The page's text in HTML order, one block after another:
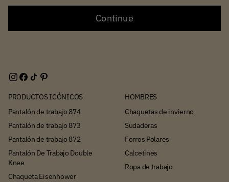
Continue
PRODUCTOS ICÓNICOS
Pantalón de trabajo 874
Pantalón de trabajo 873
Pantalón de trabajo 872
Pantalón De Trabajo Double
Knee
Chaqueta Eisenhower
HOMBRES
Chaquetas de invierno
Sudaderas
Forros Polares
Calcetines
Ropa de trabajo